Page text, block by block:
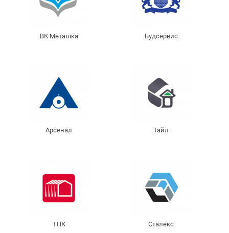
ВК Металіка Будсервис
Арсенал Тайл
ТПК Сталекс